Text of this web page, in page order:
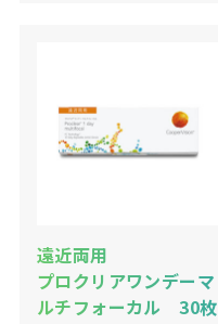
遠近両用
プロクリアワンデーマ
ルチフォーカル 30枚